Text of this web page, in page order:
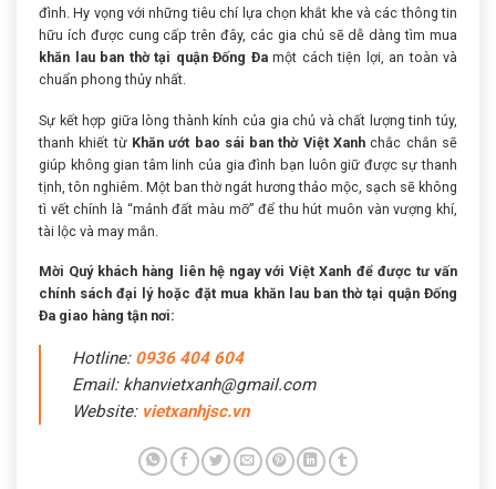
đình. Hy vọng với những tiêu chí lựa chọn khắt khe và các thông tin
hữu ích được cung cấp trên đây, các gia chủ sẽ dễ dàng tìm mua
khăn lau ban thờ tại quận Đống Đamột cách tiện lợi, an toàn và
chuẩn phong thủy nhất.
Sự kết hợp giữa lòng thành kính của gia chủ và chất lượng tinh túy,
thanh khiết từ Khăn ướt bao sái ban thờ Việt Xanh chắc chắn sẽ
giúp không gian tâm linh của gia đình bạn luôn giữ được sự thanh
tịnh, tôn nghiêm. Một ban thờ ngát hương thảo mộc, sạch sẽ không
tì vết chính là “mảnh đất màu mỡ” để thu hút muôn vàn vượng khí,
tài lộc và may mắn.
Mời Quý khách hàng liên hệ ngay với Việt Xanh để được tư vấn
chính sách đại lý hoặc đặt mua khăn lau ban thờ tại quận Đống
Đa giao hàng tận nơi:
Hotline: 0936 404 604
Email: khanvietxanh@gmail.com
Website: vietxanhjsc.vn